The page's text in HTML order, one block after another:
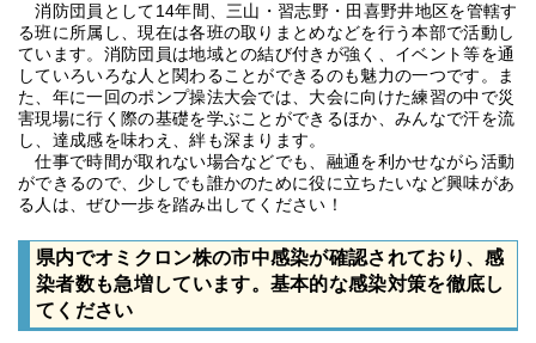
消防団員として14年間、三山・習志野・田喜野井地区を管轄す
る班に所属し、現在は各班の取りまとめなどを行う本部で活動し
ています。消防団員は地域との結び付きが強く、イベント等を通
していろいろな人と関わることができるのも魅力の一つです。ま
た、年に一回のポンプ操法大会では、大会に向けた練習の中で災
害現場に行く際の基礎を学ぶことができるほか、みんなで汗を流
し、達成感を味わえ、絆も深まります。
仕事で時間が取れない場合などでも、融通を利かせながら活動
ができるので、少しでも誰かのために役に立ちたいなど興味があ
る人は、ぜひ一歩を踏み出してください！
県内でオミクロン株の市中感染が確認されており、感
染者数も急増しています。基本的な感染対策を徹底し
てください